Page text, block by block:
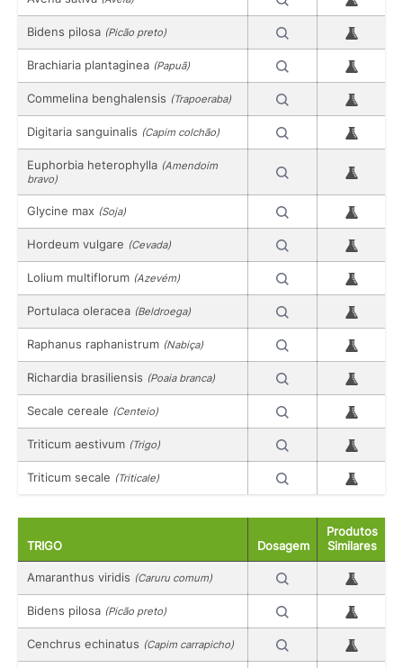
Bidens pilosa (Picão preto)
Brachiaria plantaginea (Papuã)
Commelina benghalensis (Trapoeraba)
Digitaria sanguinalis (Capim colchão)
Euphorbia heterophylla (Amendoim
bravo)
Glycine max (Soja)
Hordeum vulgare (Cevada)
Lolium multiflorum (Azevém)
Portulaca oleracea (Beldroega)
Raphanus raphanistrum (Nabiça)
Richardia brasiliensis (Poaia branca)
Secale cereale (Centeio)
Triticum aestivum (Trigo)
Triticum secale (Triticale)
TRIGO Dosagem
Produtos
Similares
Amaranthus viridis (Caruru comum)
Bidens pilosa (Picão preto)
Cenchrus echinatus (Capim carrapicho)